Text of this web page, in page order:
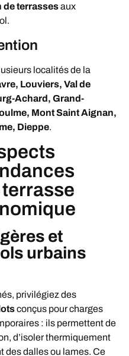
de terrassesaux
localités de la
Louviers, Val de
Achard, Grand-
Mont Saint Aignan,
Dieppe.
et
urbains
privilégiez des
conçus pour charges
: ils permettent de
d’isoler thermiquement
des dalles ou lames. Ce